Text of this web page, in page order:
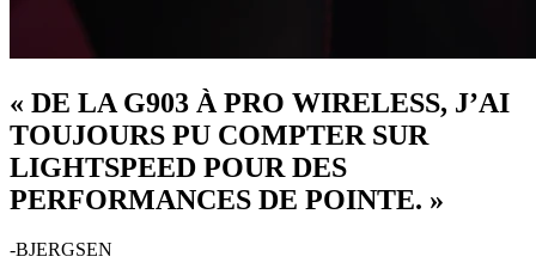
« DE LA G903 À PRO WIRELESS, J’AI
TOUJOURS PU COMPTER SUR
LIGHTSPEED POUR DES
PERFORMANCES DE POINTE. »
-BJERGSEN